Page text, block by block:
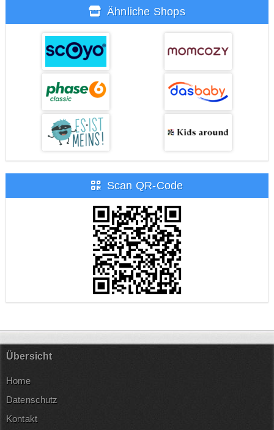
Ähnliche Shops
Scan QR-Code
Übersicht
Home
Datenschutz
Kontakt